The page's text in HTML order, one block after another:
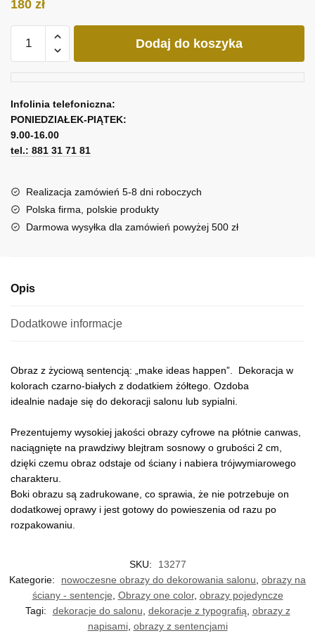
180 zł
Obraz
make
ideas
happen
Dodaj do koszyka
Infolinia telefoniczna:
PONIEDZIAŁEK-PIĄTEK:
9.00-16.00
tel.: 881 31 71 81
Realizacja zamówień 5-8 dni roboczych
Polska firma, polskie produkty
Darmowa wysyłka dla zamówień powyżej 500 zł
Opis
Dodatkowe informacje
Obraz z życiową sentencją: „make ideas happen”. Dekoracja w
kolorach czarno-białych z dodatkiem żółtego. Ozdoba
idealnie nadaje się do dekoracji salonu lub sypialni.
Prezentujemy wysokiej jakości obrazy cyfrowe na płótnie canwas,
naciągnięte na prawdziwy blejtram sosnowy o grubości 2 cm,
dzięki czemu obraz odstaje od ściany i nabiera trójwymiarowego
charakteru.
Boki obrazu są zadrukowane, co sprawia, że nie potrzebuje on
dodatkowej oprawy i jest gotowy do powieszenia od razu po
rozpakowaniu.
SKU:
13277
Kategorie:
nowoczesne obrazy do dekorowania salonu obrazy na
ściany - sentencje Obrazy one color, obrazy pojedyncze
Tagi:
dekoracje do salonu dekoracje z typografią obrazy z
napisami, obrazy z sentencjami